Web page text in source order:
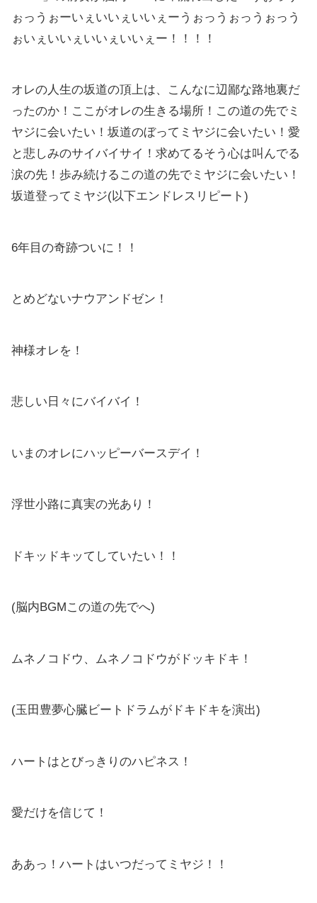
ぉっうぉーいぇいいぇいいぇーうぉっうぉっうぉっう
ぉいぇいいぇいいぇいいぇー！！！！
オレの人生の坂道の頂上は、こんなに辺鄙な路地裏だ
ったのか！ここがオレの生きる場所！この道の先でミ
ヤジに会いたい！坂道のぼってミヤジに会いたい！愛
と悲しみのサイバイサイ！求めてるそう心は叫んでる
涙の先！歩み続けるこの道の先でミヤジに会いたい！
坂道登ってミヤジ(以下エンドレスリピート)
6年目の奇跡ついに！！
とめどないナウアンドゼン！
神様オレを！
悲しい日々にバイバイ！
いまのオレにハッピーバースデイ！
浮世小路に真実の光あり！
ドキッドキッてしていたい！！
(脳内BGMこの道の先でへ)
ムネノコドウ、ムネノコドウがドッキドキ！
(玉田豊夢心臓ビートドラムがドキドキを演出)
ハートはとびっきりのハピネス！
愛だけを信じて！
ああっ！ハートはいつだってミヤジ！！